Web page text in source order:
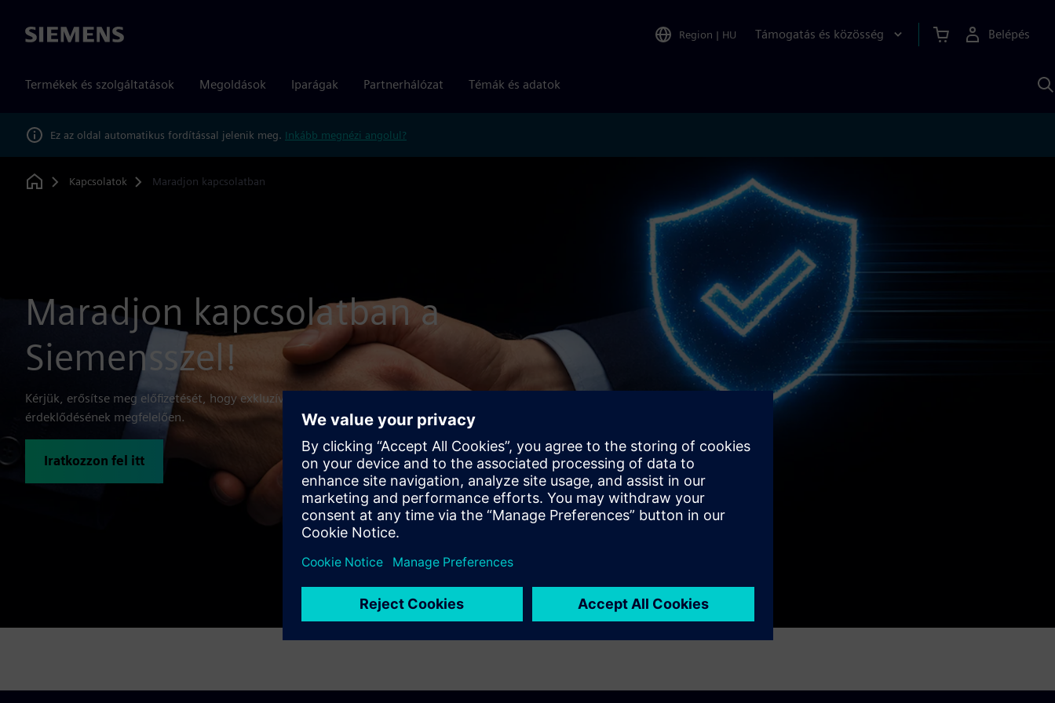
Siemens Region | HU Támogatás és közösség Belépés
Termékek és szolgáltatások Megoldások Iparágak Partnerhálózat Témák és adatok
Ez az oldal automatikus fordítással jelenik meg. Inkább megnézi angolul?
Home
Kapcsolatok Maradjon kapcsolatban
Maradjon kapcsolatban a
Siemensszel!
Kérjük, erősítse meg előfizetését, hogy exkluzív híreket és frissítéseket kapjon az
érdeklődésének megfelelően.
Iratkozzon fel itt